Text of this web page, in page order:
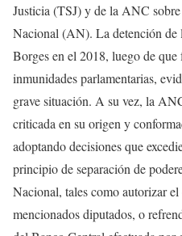
Justicia (TSJ) y de la ANC
Nacional (AN). La detención de
Borges en el 2018, luego de que
inmunidades parlamentarias,
grave situación. A su vez, la
criticada en su origen y
adoptando decisiones que
principio de separación de
Nacional, tales como autorizar
mencionados diputados, o